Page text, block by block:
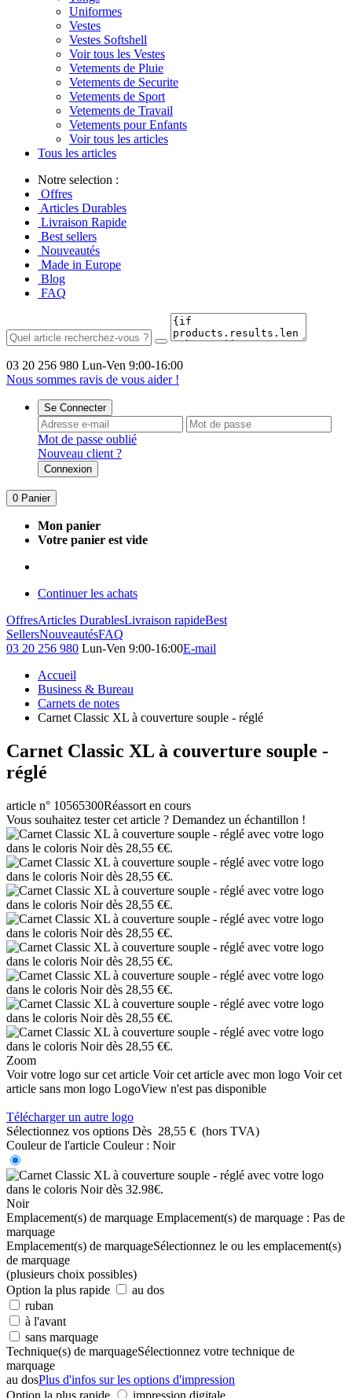
Uniformes
Vestes
Vestes Softshell
Voir tous les Vestes
Vetements de Pluie
Vetements de Securite
Vetements de Sport
Vetements de Travail
Vetements pour Enfants
Voir tous les articles
Tous les articles
Notre selection :
Offres
Articles Durables
Livraison Rapide
Best sellers
Nouveautés
Made in Europe
Blog
FAQ
03 20 256 980 Lun-Ven 9:00-16:00
Nous sommes ravis de vous aider !
Se Connecter
Mot de passe oublié
Nouveau client ?
Connexion
0 Panier
Mon panier
Votre panier est vide
Continuer les achats
OffresArticles DurablesLivraison rapideBest
SellersNouveautésFAQ
03 20 256 980 Lun-Ven 9:00-16:00E-mail
Accueil
Business & Bureau
Carnets de notes
Carnet Classic XL à couverture souple - réglé
Carnet Classic XL à couverture souple -
réglé
article n° 10565300Réassort en cours
Vous souhaitez tester cet article ? Demandez un échantillon !
Zoom
Voir votre logo sur cet article Voir cet article avec mon logo Voir cet
article sans mon logo LogoView n'est pas disponible
Télécharger un autre logo
Sélectionnez vos options Dès 28,55 € (hors TVA)
Couleur de l'article Couleur : Noir
Noir
Emplacement(s) de marquage Emplacement(s) de marquage : Pas de
marquage
Emplacement(s) de marquageSélectionnez le ou les emplacement(s)
de marquage
(plusieurs choix possibles)
Option la plus rapide
au dos
ruban
à l'avant
sans marquage
Technique(s) de marquageSélectionnez votre technique de
marquage
au dosPlus d'infos sur les options d'impression
Option la plus rapide
impression digitale